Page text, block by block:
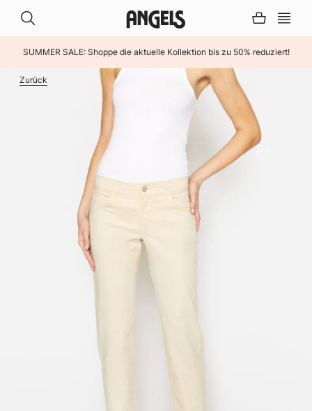
SUMMER SALE: Shoppe die aktuelle Kollektion bis zu 50% reduziert!
Zurück